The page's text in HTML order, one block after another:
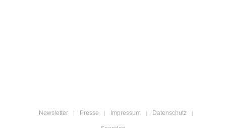
Newsletter Presse Impressum Datenschutz